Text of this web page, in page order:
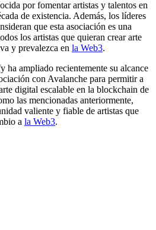
por fomentar artistas y talentos en
de existencia. Además, los líderes
que esta asociación es una
los artistas que quieran crear arte
y prevalezca en la Web3.
ha ampliado recientemente su alcance
con Avalanche para permitir a
digital escalable en la blockchain de
las mencionadas anteriormente,
valiente y fiable de artistas que
a la Web3.